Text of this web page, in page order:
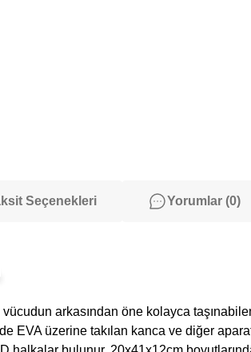
Seçenekleri Yorumlar (0)
arkasından öne kolayca
EVA üzerine takılan kanca ve diğer